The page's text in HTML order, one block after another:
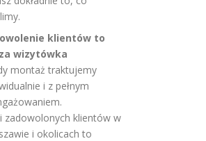
klientów to
wizytówka
montaż traktujemy
i z pełnym
zadowolonych klientów w
i okolicach to